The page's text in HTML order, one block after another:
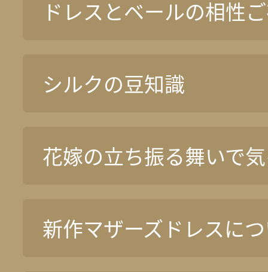
ドレスとベールの相性
シルクの豆知識
花嫁の立ち振る舞いで
新作マザーズドレスに